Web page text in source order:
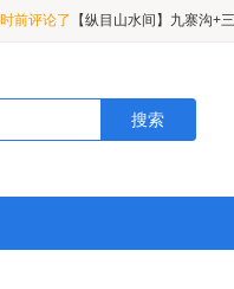
前评论了 【纵目山水间】九寨沟+
猫乐园或都江堰•松州古城•定制
质纯玩>精华 3 日游 A 线九黄熊/B 线
评论了【九寨姑娘】 <九寨•黄龙•四
江堰•2-8 人 VIP 小团•半自由车拼